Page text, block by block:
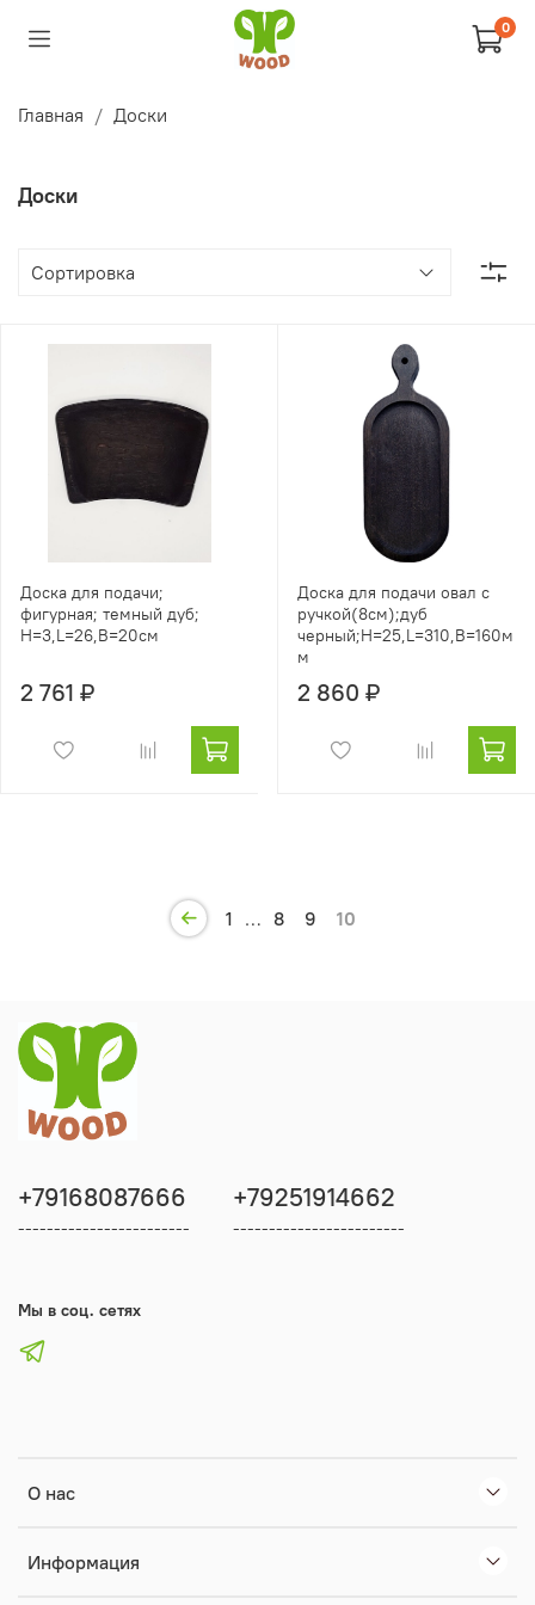
0
Главная Доски
Доски
Доска для подачи;
фигурная; темный дуб;
H=3,L=26,B=20см
2 761 ₽
Доска для подачи овал с
ручкой(8см);дуб
черный;H=25,L=310,B=160м
м
2 860 ₽
1 … 8 9 10
О нас
Информация
+79168087666
------------------------
+79251914662
------------------------
Мы в соц. сетях